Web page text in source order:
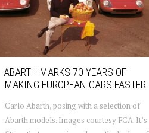
ABARTH MARKS 70 YEARS OF
MAKING EUROPEAN CARS FASTER
Carlo Abarth, posing with a selection of
Abarth models. Images courtesy FCA. It’s